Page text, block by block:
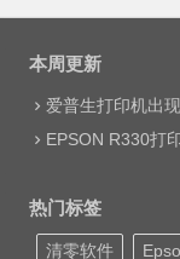
本周更新
爱普生打印机出现
EPSON R330打
热门标签
清零软件